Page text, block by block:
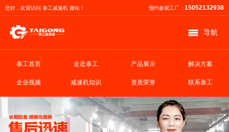
您好，欢迎访问 泰工减速机 微站！ 预约参观工厂： 15052132938
导航
泰工首页 走近泰工 产品展示 解决方案
企业视频 减速机知识 资质荣誉 联系泰工